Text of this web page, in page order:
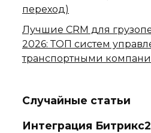
переход)
Лучшие CRM для
2026: ТОП систем
транспортными
Случайные статьи
Интеграция